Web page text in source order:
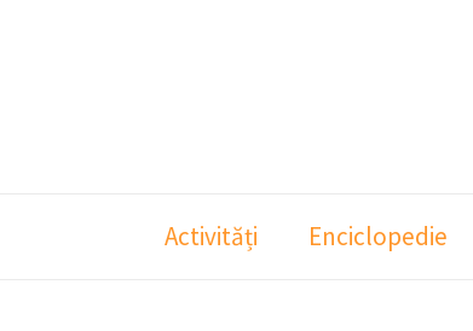
Activități Enciclopedie